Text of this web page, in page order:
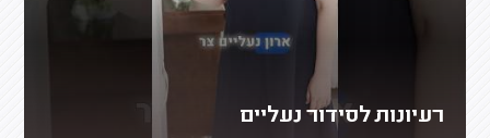
רעיונות לסידור נעליים